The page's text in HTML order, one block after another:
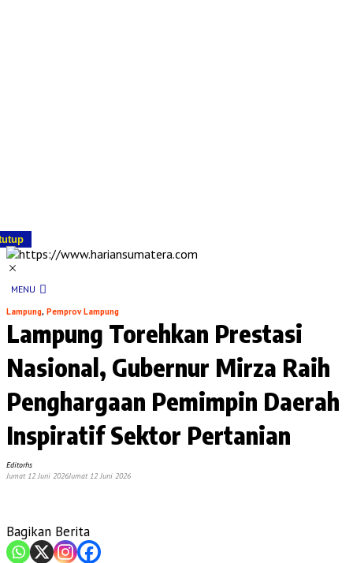
MENU
Lampung, Pemprov Lampung
Lampung Torehkan Prestasi
Nasional, Gubernur Mirza Raih
Penghargaan Pemimpin Daerah
Inspiratif Sektor Pertanian
Editorhs
Jumat 12 Juni 2026Jumat 12 Juni 2026
Bagikan Berita